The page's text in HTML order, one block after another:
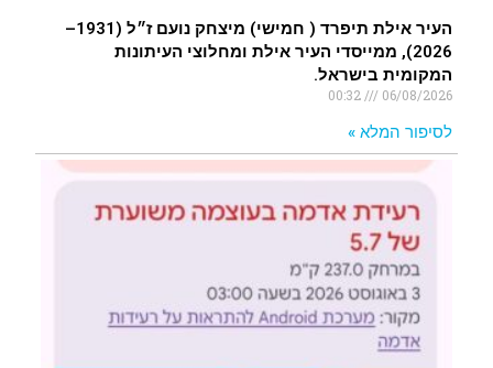
העיר אילת תיפרד ( חמישי) מיצחק נועם ז״ל (1931–
2026), ממייסדי העיר אילת ומחלוצי העיתונות
המקומית בישראל.
06/08/2026
00:32
לסיפור המלא »